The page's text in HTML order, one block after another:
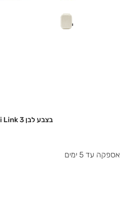
תיק למדפסת Instax Mini Link 3 בצבע לבן
אספקה עד 5 ימים